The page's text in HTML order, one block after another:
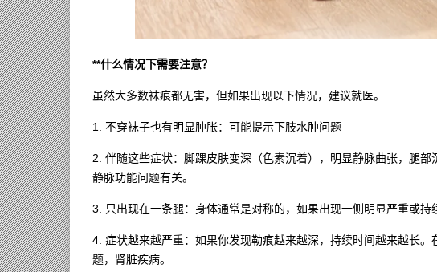
**什么情况下需要注意？
虽然大多数袜痕都无害，但如果出现以下情况，建议就医。
1. 不穿袜子也有明显肿胀：可能提示下肢水肿问题
2. 伴随这些症状：脚踝皮肤变深（色素沉着），明显静脉曲张，腿
静脉功能问题有关。
3. 只出现在一条腿：身体通常是对称的，如果出现一侧明显严重或持
4. 症状越来越严重：如果你发现勒痕越来越深，持续时间越来越长
题，肾脏疾病。